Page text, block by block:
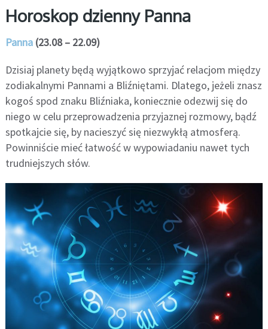
Horoskop dzienny Panna
Panna(23.08 – 22.09)
Dzisiaj planety będą wyjątkowo sprzyjać relacjom między
zodiakalnymi Pannami a Bliźniętami. Dlatego, jeżeli znasz
kogoś spod znaku Bliźniaka, koniecznie odezwij się do
niego w celu przeprowadzenia przyjaznej rozmowy, bądź
spotkajcie się, by nacieszyć się niezwykłą atmosferą.
Powinniście mieć łatwość w wypowiadaniu nawet tych
trudniejszych słów.